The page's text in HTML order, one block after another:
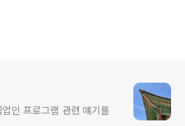
인 프로그램 관련 얘기를